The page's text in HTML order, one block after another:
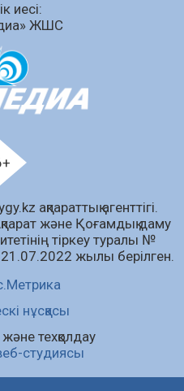
сот төрелігінің
арттыру
табуға болады?»￼
66 0
иесі:
ЖШС
ақпараттық агенттігі.
және Қоғамдық даму
тіркеу туралы №
21.07.2022 жылы берілген.
нұсқасы
техқолдау
студиясы